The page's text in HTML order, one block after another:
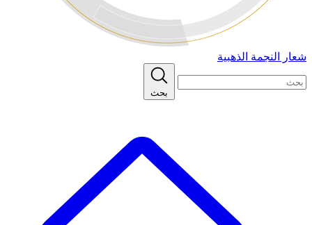
شعار النجمة الذهبية
بحث